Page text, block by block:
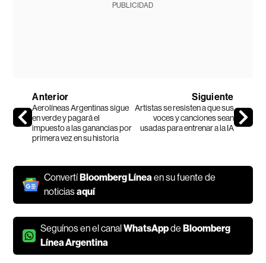
PUBLICIDAD
Anterior
Aerolíneas Argentinas sigue
en verde y pagará el
impuesto a las ganancias por
primera vez en su historia
Siguiente
Artistas se resisten a que sus
voces y canciones sean
usadas para entrenar a la IA
ConvertíBloomberg Línea en su fuente de
noticiasaquí
Seguínos en el canalWhatsAppdeBloomberg
Línea Argentina